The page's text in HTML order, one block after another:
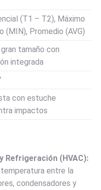
(T1 – T2), Máximo
(MIN), Promedio (AVG)
tamaño con
integrada
con estuche
impactos
Refrigeración (HVAC):
entre la
condensadores y